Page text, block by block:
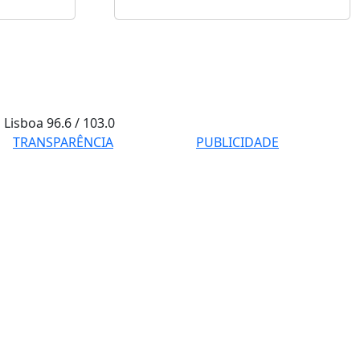
Lisboa96.6 / 103.0
TRANSPARÊNCIA
PUBLICIDADE